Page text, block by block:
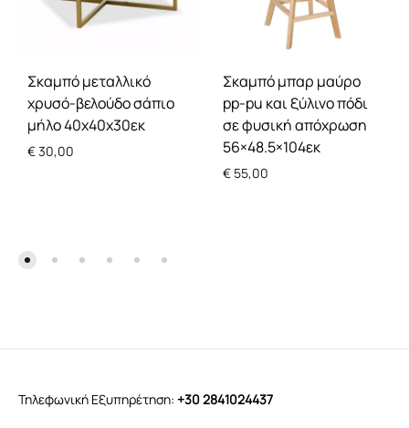
Σκαμπό μεταλλικό
χρυσό-βελούδο σάπιο
μήλο 40x40x30εκ
€30,00
Σκαμπό μπαρ μαύρο
pp-pu και ξύλινο πόδι
σε φυσική απόχρωση
56×48.5×104εκ
€ 55,00
Τηλεφωνική Εξυπηρέτηση: +30 2841024437